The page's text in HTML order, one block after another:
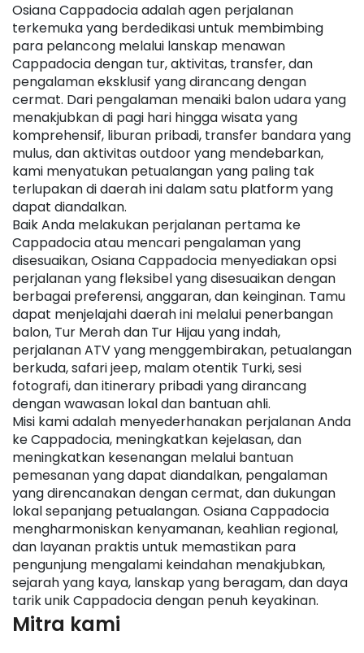
Osiana Cappadocia adalah agen perjalanan
terkemuka yang berdedikasi untuk membimbing
para pelancong melalui lanskap menawan
Cappadocia dengan tur, aktivitas, transfer, dan
pengalaman eksklusif yang dirancang dengan
cermat. Dari pengalaman menaiki balon udara yang
menakjubkan di pagi hari hingga wisata yang
komprehensif, liburan pribadi, transfer bandara yang
mulus, dan aktivitas outdoor yang mendebarkan,
kami menyatukan petualangan yang paling tak
terlupakan di daerah ini dalam satu platform yang
dapat diandalkan.
Baik Anda melakukan perjalanan pertama ke
Cappadocia atau mencari pengalaman yang
disesuaikan, Osiana Cappadocia menyediakan opsi
perjalanan yang fleksibel yang disesuaikan dengan
berbagai preferensi, anggaran, dan keinginan. Tamu
dapat menjelajahi daerah ini melalui penerbangan
balon, Tur Merah dan Tur Hijau yang indah,
perjalanan ATV yang menggembirakan, petualangan
berkuda, safari jeep, malam otentik Turki, sesi
fotografi, dan itinerary pribadi yang dirancang
dengan wawasan lokal dan bantuan ahli.
Misi kami adalah menyederhanakan perjalanan Anda
ke Cappadocia, meningkatkan kejelasan, dan
meningkatkan kesenangan melalui bantuan
pemesanan yang dapat diandalkan, pengalaman
yang direncanakan dengan cermat, dan dukungan
lokal sepanjang petualangan. Osiana Cappadocia
mengharmoniskan kenyamanan, keahlian regional,
dan layanan praktis untuk memastikan para
pengunjung mengalami keindahan menakjubkan,
sejarah yang kaya, lanskap yang beragam, dan daya
tarik unik Cappadocia dengan penuh keyakinan.
Mitra kami